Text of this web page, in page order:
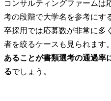
コンサルティングファームは
考の段階で大学名を参考にす
卒採用では応募数が非常に多
者を絞るケースも見られます
あることが書類選考の通過率
るでしょう。